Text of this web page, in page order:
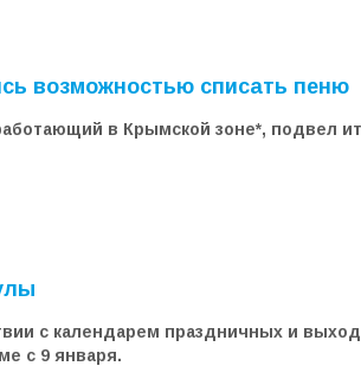
возможностью списать пеню
в Крымской зоне*, подвел
с календарем праздничных и
с 9 января.